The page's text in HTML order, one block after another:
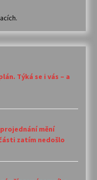
Týká se i vás – a
projednání mění
zatím nedošlo